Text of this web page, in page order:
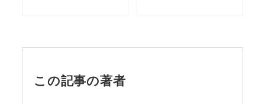
この記事の著者